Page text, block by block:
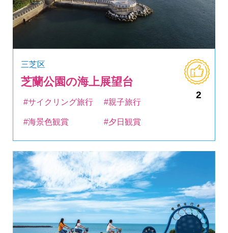
三芝区
芝蘭公園の海上展望台
2
#サイクリング旅行 #親子旅行
#海景色観賞 #夕日観賞